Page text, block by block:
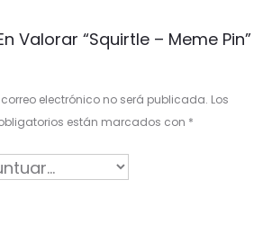
Valorar “Squirtle – Meme Pin”
electrónico no será publicada. Los
están marcados con *